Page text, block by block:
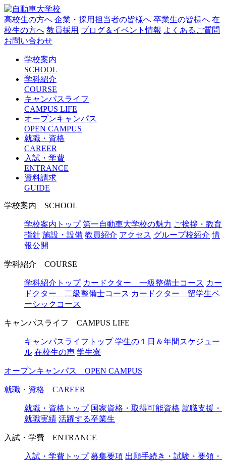
高校生の方へ 企業・採用担当者の皆様へ 卒業生の皆様へ 在
校生の方へ 教員採用 ブログ＆イベント情報 よくあるご質問
お問い合わせ
学校案内
SCHOOL
学科紹介
COURSE
キャンパスライフ
CAMPUS LIFE
オープンキャンパス
OPEN CAMPUS
就職・資格
CAREER
入試・学費
ENTRANCE
資料請求
GUIDE
学校案内 SCHOOL
学校案内トップ 第一自動車大学校の魅力 ご挨拶・教育
指針 施設・設備 教員紹介 アクセス グループ校紹介 情
報公開
学科紹介 COURSE
学科紹介トップ カードクター 一級整備士コース カー
ドクター 二級整備士コース カードクター 留学生ベ
ーシックコース
キャンパスライフ CAMPUS LIFE
キャンパスライフトップ 学生の１日＆年間スケジュー
ル 在校生の声 学生寮
オープンキャンパス OPEN CAMPUS
就職・資格 CAREER
就職・資格トップ 国家資格・取得可能資格 就職支援・
就職実績 活躍する卒業生
入試・学費 ENTRANCE
入試・学費トップ 募集要項 出願手続き・試験・要領・